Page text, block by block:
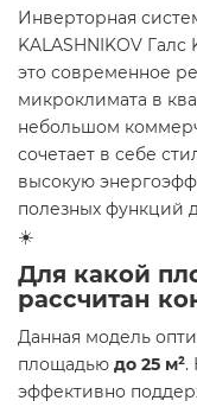
Инверторная
KALASHNIKOV Галс
это современное
микроклимата в
небольшом
сочетает в себе
высокую
полезных функций
☀️
Для какой
рассчитан
Данная модель
площадью до 25 м².
эффективно